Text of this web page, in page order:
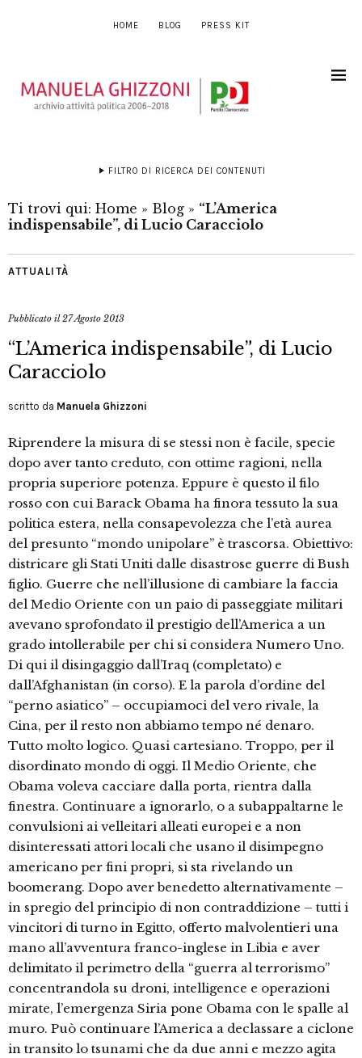
HOME BLOG PRESS KIT
FILTRO DI RICERCA DEI CONTENUTI
Ti trovi qui: Home » Blog » “L’America
indispensabile”, di Lucio Caracciolo
ATTUALITÀ
Pubblicato il27 Agosto 2013
“L’America indispensabile”, di Lucio
Caracciolo
scritto da Manuela Ghizzoni
Riprendere la misura di se stessi non è facile, specie
dopo aver tanto creduto, con ottime ragioni, nella
propria superiore potenza. Eppure è questo il filo
rosso con cui Barack Obama ha finora tessuto la sua
politica estera, nella consapevolezza che l’età aurea
del presunto “mondo unipolare” è trascorsa. Obiettivo:
districare gli Stati Uniti dalle disastrose guerre di Bush
figlio. Guerre che nell’illusione di cambiare la faccia
del Medio Oriente con un paio di passeggiate militari
avevano sprofondato il prestigio dell’America a un
grado intollerabile per chi si considera Numero Uno.
Di qui il disingaggio dall’Iraq (completato) e
dall’Afghanistan (in corso). E la parola d’ordine del
“perno asiatico” – occupiamoci del vero rivale, la
Cina, per il resto non abbiamo tempo né denaro.
Tutto molto logico. Quasi cartesiano. Troppo, per il
disordinato mondo di oggi. Il Medio Oriente, che
Obama voleva cacciare dalla porta, rientra dalla
finestra. Continuare a ignorarlo, o a subappaltarne le
convulsioni ai velleitari alleati europei e a non
disinteressati attori locali che usano il disimpegno
americano per fini propri, si sta rivelando un
boomerang. Dopo aver benedetto alternativamente –
in spregio del principio di non contraddizione – tutti i
vincitori di turno in Egitto, offerto malvolentieri una
mano all’avventura franco-inglese in Libia e aver
delimitato il perimetro della “guerra al terrorismo”
concentrandola su droni, intelligence e operazioni
mirate, l’emergenza Siria pone Obama con le spalle al
muro. Può continuare l’America a declassare a ciclone
in transito lo tsunami che da due anni e mezzo agita